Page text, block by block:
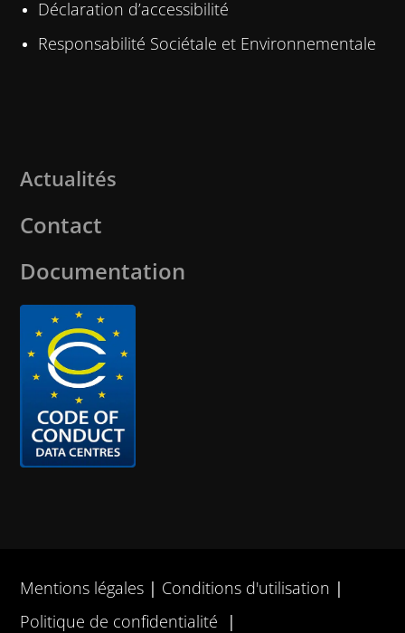
Déclaration d’accessibilité
Responsabilité Sociétale et Environnementale
Actualités
Contact
Documentation
Mentions légales
Conditions d'utilisation
Politique de confidentialité